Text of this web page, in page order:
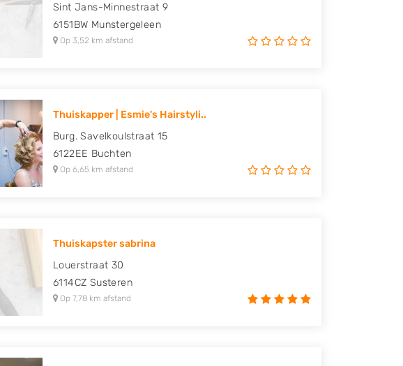
Sint Jans-Minnestraat 9
6151BW Munstergeleen
Op 3,52 km afstand
Thuiskapper | Esmie's Hairstyli..
Burg. Savelkoulstraat 15
6122EE Buchten
Op 6,65 km afstand
Thuiskapster sabrina
Louerstraat 30
6114CZ Susteren
Op 7,78 km afstand